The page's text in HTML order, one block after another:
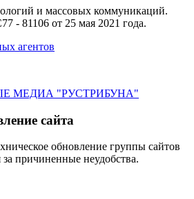
и массовых коммуникаций.
- 81106 от 25 мая 2021 года.
агентов
МЕДИА "РУСТРИБУНА"
сайта
обновление группы сайтов
причиненные неудобства.